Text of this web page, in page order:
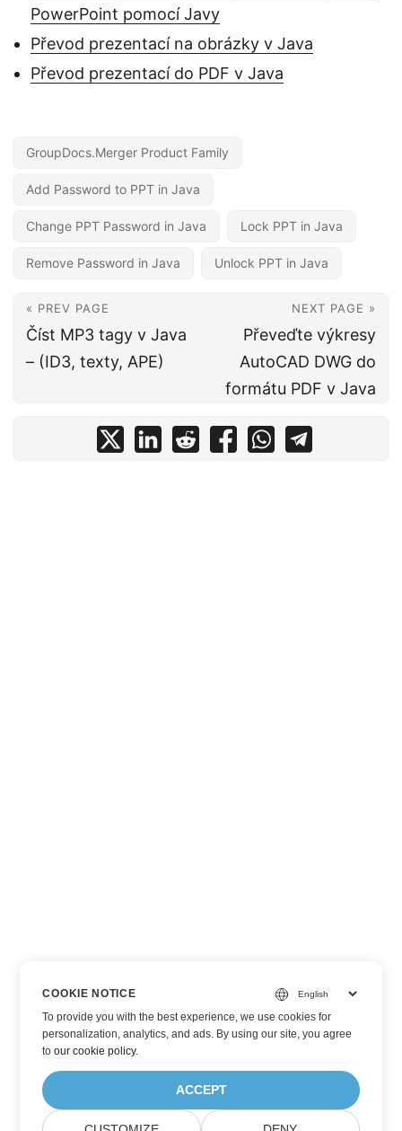
PowerPoint pomocí Javy
Převod prezentací na obrázky v Java
Převod prezentací do PDF v Java
GroupDocs.Merger Product Family
Add Password to PPT in Java
Change PPT Password in Java Lock PPT in Java
Remove Password in Java Unlock PPT in Java
« PREV PAGE
Číst MP3 tagy v Java
– (ID3, texty, APE)
NEXT PAGE »
Převeďte výkresy
AutoCAD DWG do
formátu PDF v Java
COOKIE NOTICE
To provide you with the best experience, we use cookies for
personalization, analytics, and ads. By using our site, you agree
toour cookie policy.
ACCEPT